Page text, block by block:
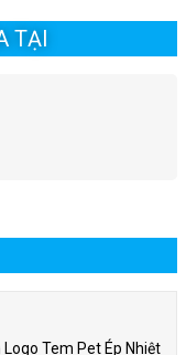
TẠI
Logo Tem Pet Ép Nhiệt